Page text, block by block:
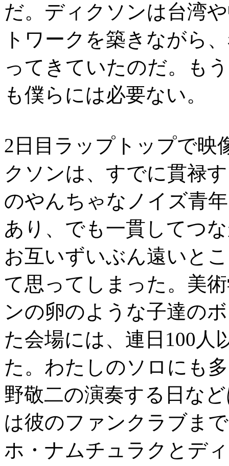
だ。ディクソンは台湾
トワークを築きながら
ってきていたのだ。も
も僕らには必要ない。
2日目ラップトップで映
クソンは、すでに貫禄
のやんちゃなノイズ青
あり、でも一貫してつ
お互いずいぶん遠いと
て思ってしまった。美
ンの卵のような子達の
た会場には、連日100人
た。わたしのソロにも
野敬二の演奏する日な
は彼のファンクラブま
ホ・ナムチュラクとデ